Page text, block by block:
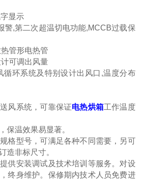
显示
,第二次超温切电功能,MCCB过载保
管形电热管
可调出风量
环系统及特别设计出风口,温度分布
风系统，可靠保证电热烘箱工作温度
保温效果易显著。
格型号，可满足各种不同需要，另可
造非标尺寸。
供安装调试及技术培训等服务。对设
终身维护。保修期内技术人员免费进